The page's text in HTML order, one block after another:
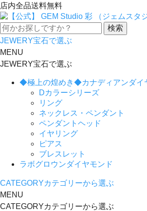
店内全品送料無料
JEWERY宝石で選ぶ
MENU
JEWERY宝石で選ぶ
◆極上の煌めき◆カナディアンダイ
Dカラーシリーズ
リング
ネックレス・ペンダント
ペンダントヘッド
イヤリング
ピアス
ブレスレット
ラボグロウンダイヤモンド
CATEGORYカテゴリーから選ぶ
MENU
CATEGORYカテゴリーから選ぶ